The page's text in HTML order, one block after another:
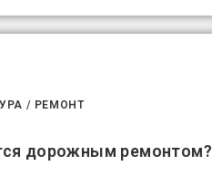
/ РЕМОНТ
дорожным ремонтом?